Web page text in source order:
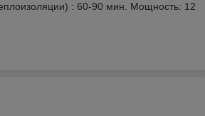
: 60-90 мин. Мощность: 12